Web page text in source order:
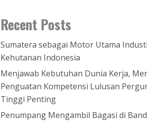
Recent Posts
Sumatera sebagai Motor Utama
Kehutanan Indonesia
Menjawab Kebutuhan Dunia Kerja,
Penguatan Kompetensi Lulusan
Tinggi Penting
Penumpang Mengambil Bagasi di